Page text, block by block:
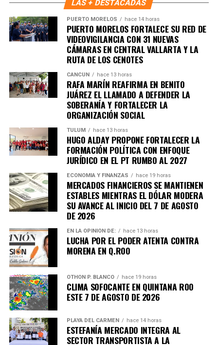
Quinto Poder y recibe las noticias más
importantes de Quintana Roo directamente
en tu teléfono.
Unirme al canal de WhatsApp
LAS + DESTACADAS
PUERTO MORELOS hace 14 horas
PUERTO MORELOS FORTALECE SU RED DE
VIDEOVIGILANCIA CON 31 NUEVAS
CÁMARAS EN CENTRAL VALLARTA Y LA
RUTA DE LOS CENOTES
CANCÚN hace 13 horas
RAFA MARÍN REAFIRMA EN BENITO
JUÁREZ EL LLAMADO A DEFENDER LA
SOBERANÍA Y FORTALECER LA
ORGANIZACIÓN SOCIAL
TULUM hace 13 horas
HUGO ALDAY PROPONE FORTALECER LA
FORMACIÓN POLÍTICA CON ENFOQUE
JURÍDICO EN EL PT RUMBO AL 2027
ECONOMÍA Y FINANZAS hace 19 horas
MERCADOS FINANCIEROS SE MANTIENEN
ESTABLES MIENTRAS EL DÓLAR MODERA
SU AVANCE AL INICIO DEL 7 DE AGOSTO
DE 2026
EN LA OPINIÓN DE: hace 13 horas
LUCHA POR EL PODER ATENTA CONTRA
MORENA EN Q.ROO
OTHON P. BLANCO hace 19 horas
CLIMA SOFOCANTE EN QUINTANA ROO
ESTE 7 DE AGOSTO DE 2026
PLAYA DEL CARMEN hace 14 horas
ESTEFANÍA MERCADO INTEGRA AL
SECTOR TRANSPORTISTA A LA